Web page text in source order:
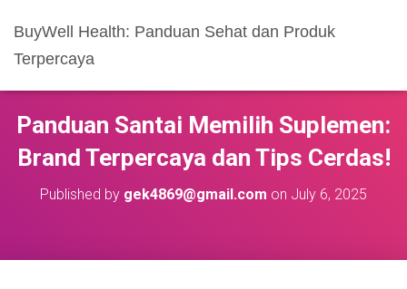
BuyWell Health: Panduan Sehat dan Produk
Terpercaya
Panduan Santai Memilih Suplemen:
Brand Terpercaya dan Tips Cerdas!
Published by gek4869@gmail.com on July 6, 2025